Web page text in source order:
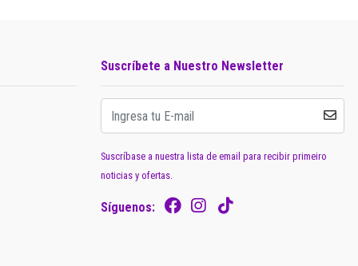
Suscríbete a Nuestro Newsletter
Suscríbase a nuestra lista de email para recibir primeiro
noticias y ofertas.
Síguenos: